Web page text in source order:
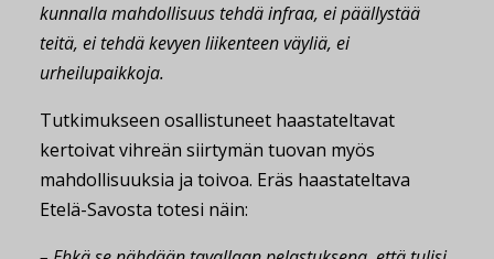
kunnalla mahdollisuus tehdä infraa, ei päällystää
teitä, ei tehdä kevyen liikenteen väyliä, ei
urheilupaikkoja.
Tutkimukseen osallistuneet haastateltavat
kertoivat vihreän siirtymän tuovan myös
mahdollisuuksia ja toivoa. Eräs haastateltava
Etelä-Savosta totesi näin: